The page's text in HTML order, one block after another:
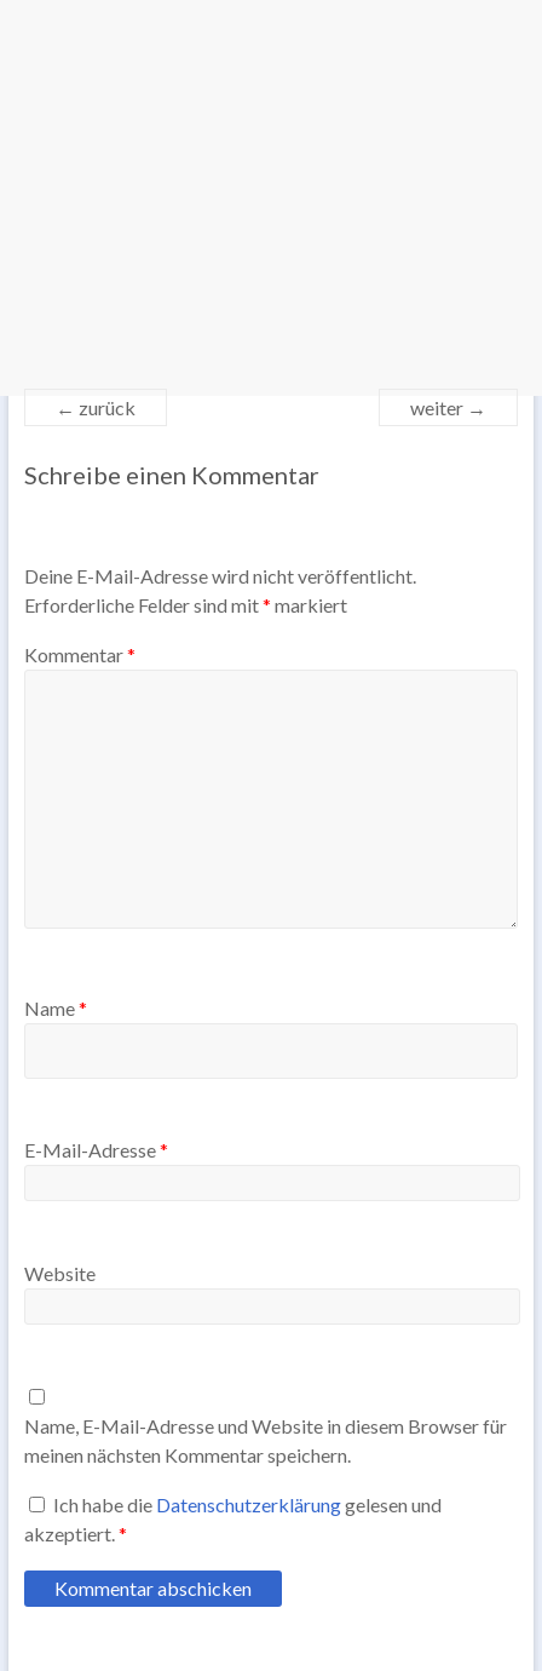
← zurück weiter →
Schreibe einen Kommentar
Deine E-Mail-Adresse wird nicht veröffentlicht.
Erforderliche Felder sind mit* markiert
Kommentar*
Name*
E-Mail-Adresse*
Website
Name, E-Mail-Adresse und Website in diesem Browser für
meinen nächsten Kommentar speichern.
Ich habe die Datenschutzerklärunggelesen und
akzeptiert.*